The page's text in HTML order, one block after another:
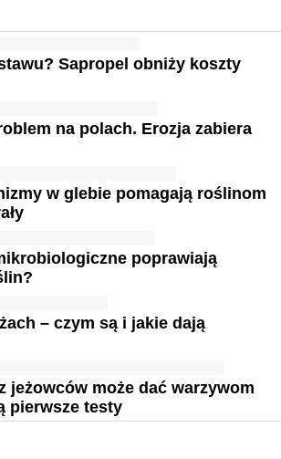
Sapropel obniży koszty
na polach. Erozja zabiera
w glebie pomagają roślinom
poprawiają
– czym są i jakie dają
jeżowców może dać warzywom
pierwsze testy